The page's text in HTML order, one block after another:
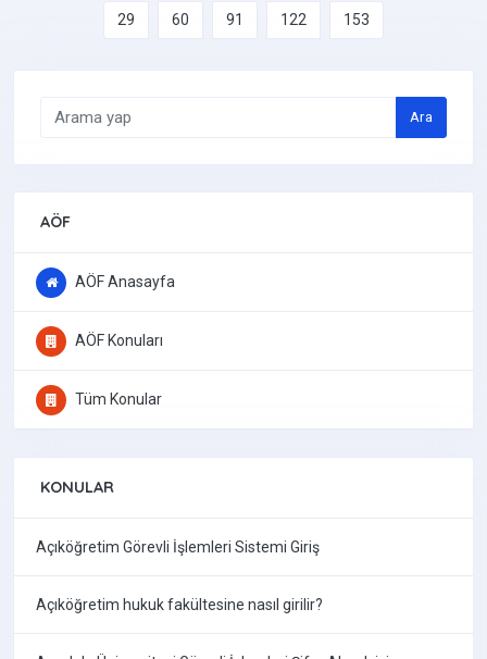
29 60 91 122 153
Ara
AÖF
AÖF Anasayfa
AÖF Konuları
Tüm Konular
KONULAR
Açıköğretim Görevli İşlemleri Sistemi Giriş
Açıköğretim hukuk fakültesine nasıl girilir?